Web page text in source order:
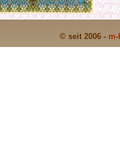
© seit 2006 -